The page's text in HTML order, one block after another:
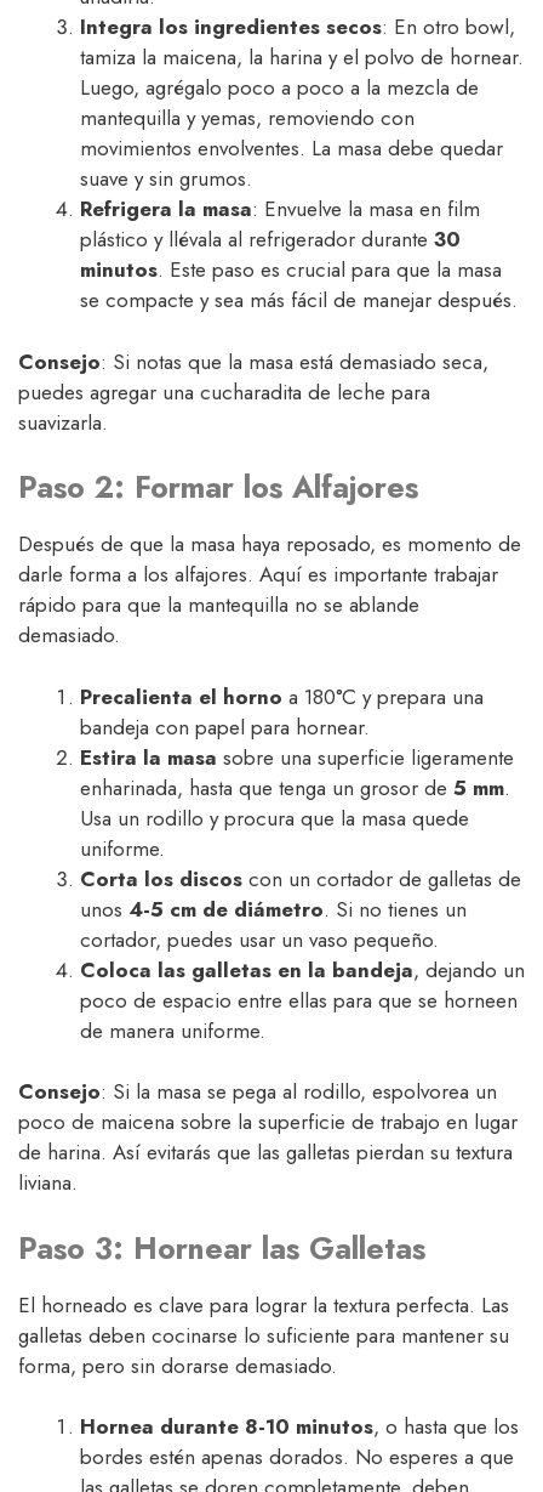
Integra los ingredientes secos: En otro bowl,
tamiza la maicena, la harina y el polvo de hornear.
Luego, agrégalo poco a poco a la mezcla de
mantequilla y yemas, removiendo con
movimientos envolventes. La masa debe quedar
suave y sin grumos.
Refrigera la masa: Envuelve la masa en film
plástico y llévala al refrigerador durante 30
minutos. Este paso es crucial para que la masa
se compacte y sea más fácil de manejar después.
Consejo: Si notas que la masa está demasiado seca,
puedes agregar una cucharadita de leche para
suavizarla.
Paso 2: Formar los Alfajores
Después de que la masa haya reposado, es momento de
darle forma a los alfajores. Aquí es importante trabajar
rápido para que la mantequilla no se ablande
demasiado.
Precalienta el horno a 180°C y prepara una
bandeja con papel para hornear.
Estira la masa sobre una superficie ligeramente
enharinada, hasta que tenga un grosor de 5 mm.
Usa un rodillo y procura que la masa quede
uniforme.
Corta los discos con un cortador de galletas de
unos 4-5 cm de diámetro. Si no tienes un
cortador, puedes usar un vaso pequeño.
Coloca las galletas en la bandeja, dejando un
poco de espacio entre ellas para que se horneen
de manera uniforme.
Consejo: Si la masa se pega al rodillo, espolvorea un
poco de maicena sobre la superficie de trabajo en lugar
de harina. Así evitarás que las galletas pierdan su textura
liviana.
Paso 3: Hornear las Galletas
El horneado es clave para lograr la textura perfecta. Las
galletas deben cocinarse lo suficiente para mantener su
forma, pero sin dorarse demasiado.
Hornea durante 8-10 minutos, o hasta que los
bordes estén apenas dorados. No esperes a que